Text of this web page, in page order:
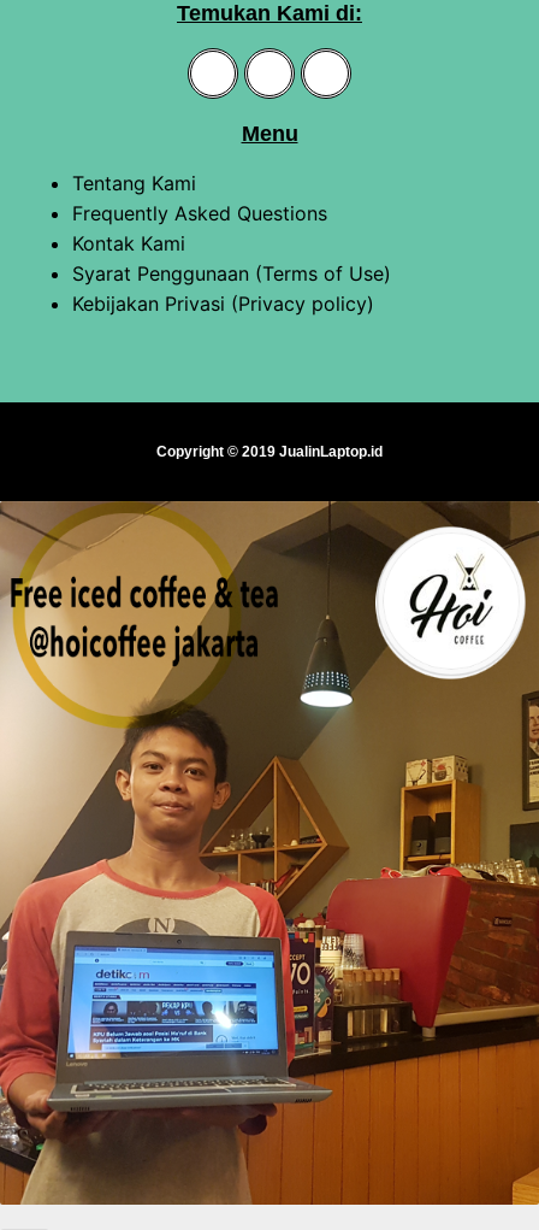
Temukan Kami di:
Menu
Tentang Kami
Frequently Asked Questions
Kontak Kami
Syarat Penggunaan (Terms of Use)
Kebijakan Privasi (Privacy policy)
Copyright © 2019 JualinLaptop.id